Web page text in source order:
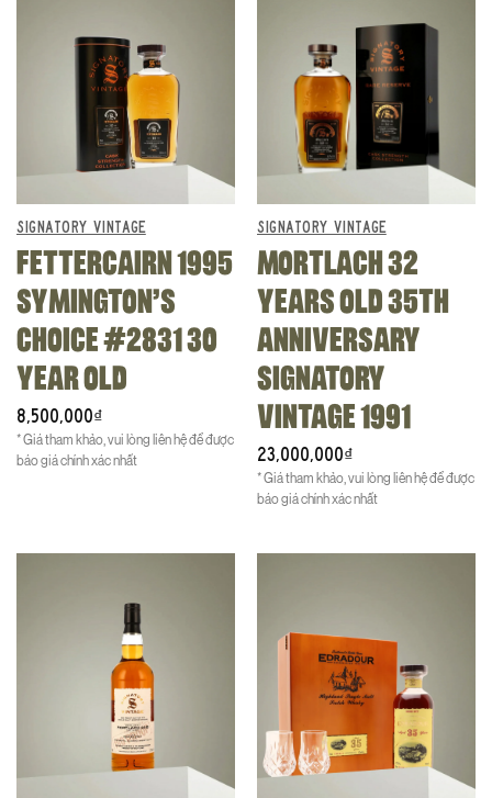
SIGNATORY VINTAGE
FETTERCAIRN 1995
SYMINGTON’S
CHOICE #2831 30
YEAR OLD
8,500,000₫
* Giá tham khảo, vui lòng liên hệ để được
báo giá chính xác nhất
SIGNATORY VINTAGE
MORTLACH 32
YEARS OLD 35TH
ANNIVERSARY
SIGNATORY
VINTAGE 1991
23,000,000₫
* Giá tham khảo, vui lòng liên hệ để được
báo giá chính xác nhất